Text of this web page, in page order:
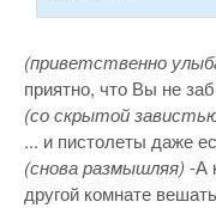
(приветственно
приятно, что Вы не
(со скрытой
... и пистолеты даже
(снова размышляя) -А
другой комнате